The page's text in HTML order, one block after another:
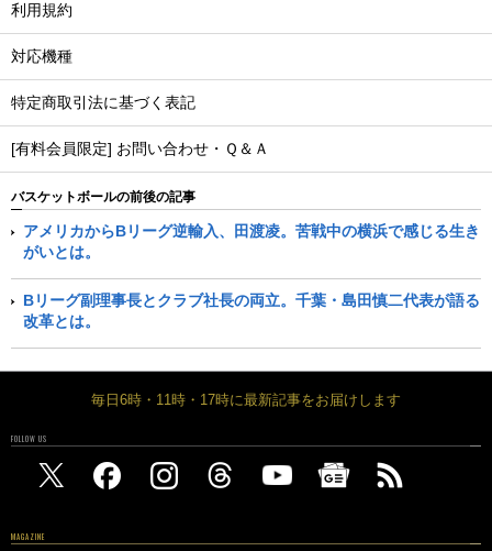
利用規約
対応機種
特定商取引法に基づく表記
[有料会員限定] お問い合わせ・Ｑ＆Ａ
バスケットボールの前後の記事
アメリカからBリーグ逆輸入、田渡凌。苦戦中の横浜で感じる生き
がいとは。
Bリーグ副理事長とクラブ社長の両立。千葉・島田慎二代表が語る
改革とは。
毎日6時・11時・17時に最新記事をお届けします
FOLLOW US
MAGAZINE